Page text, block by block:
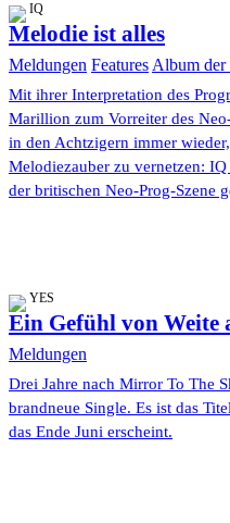
IQ
Melodie ist alles
Meldungen Features Album der
Mit ihrer Interpretation des
Marillion zum Vorreiter des
in den Achtzigern immer
Melodiezauber zu vernetzen:
der britischen Neo-Prog-Szene
YES
Ein Gefühl von
Meldungen
Drei Jahre nach Mirror To The
brandneue Single. Es ist das
das Ende Juni erscheint.